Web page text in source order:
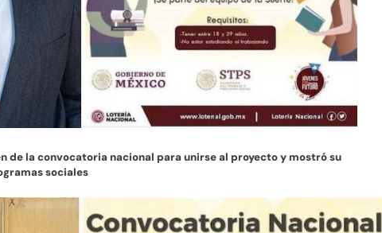
de la convocatoria nacional para unirse al proyecto y mostró su
sociales